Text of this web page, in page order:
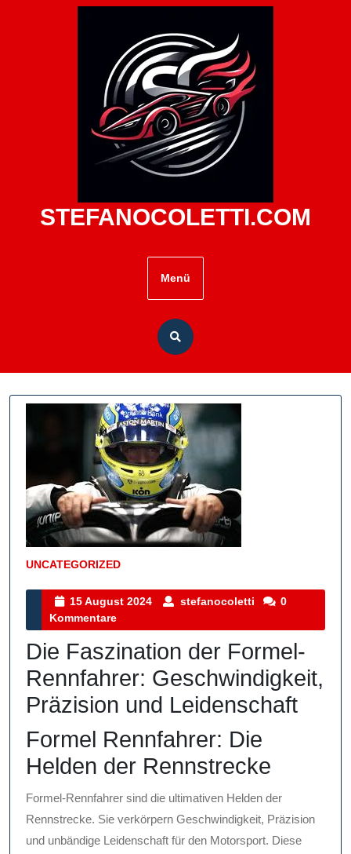
STEFANOCOLETTI.COM
Menü
UNCATEGORIZED
Kategorie
15 August 2024
15
2024
stefanocoletti stefanocoletti
0
Kommentare
Die Faszination der Formel-
Rennfahrer: Geschwindigkeit,
Präzision und Leidenschaft
Formel Rennfahrer: Die
Helden der Rennstrecke
Formel-Rennfahrer sind die ultimativen Helden der
Rennstrecke. Sie verkörpern Geschwindigkeit, Präzision
und unbändige Leidenschaft für den Motorsport. Diese